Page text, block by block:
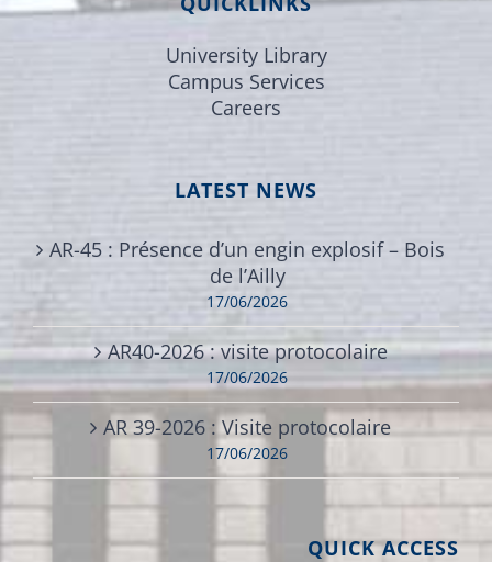
University Library
Campus Services
Careers
LATEST NEWS
AR-45 : Présence d’un engin explosif – Bois
de l’Ailly
17/06/2026
AR40-2026 : visite protocolaire
17/06/2026
AR 39-2026 : Visite protocolaire
17/06/2026
QUICK ACCESS